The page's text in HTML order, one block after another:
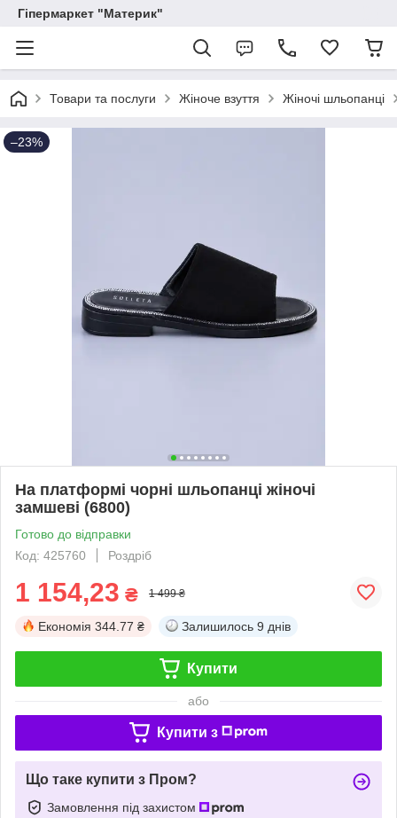
Гіпермаркет "Материк"
Товари та послуги Жіноче взуття Жіночі шльопанці
–23%
На платформі чорні шльопанці жіночі
замшеві (6800)
Готово до відправки
Код: 425760
Роздріб
1 154,23 ₴ 1 499 ₴
Економія 344.77 ₴ Залишилось 9 днів
Купити
або
Купити з
Що таке купити з Пром?
Замовлення під захистом